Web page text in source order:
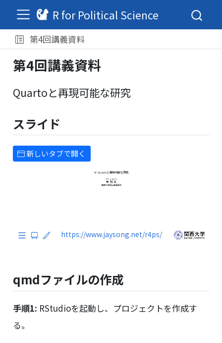
R for Political Science
第4回講義資料
第4回講義資料
Quartoと再現可能な研究
スライド
新しいタブで開く
qmdファイルの作成
手順1: RStudioを起動し、プロジェクトを作成す
る。